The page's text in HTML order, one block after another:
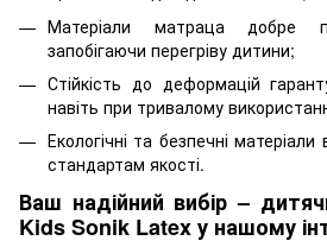
Матеріали матраца добре
запобігаючи перегріву дитини;
Стійкість до деформацій
навіть при тривалому
Екологічні та безпечні
стандартам якості.
Ваш надійний вибір –
Kids Sonik Latex у нашому